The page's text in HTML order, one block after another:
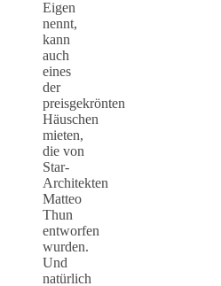
Eigen
nennt,
kann
auch
eines
der
preisgekrönten
Häuschen
mieten,
die von
Star-
Architekten
Matteo
Thun
entworfen
wurden.
Und
natürlich